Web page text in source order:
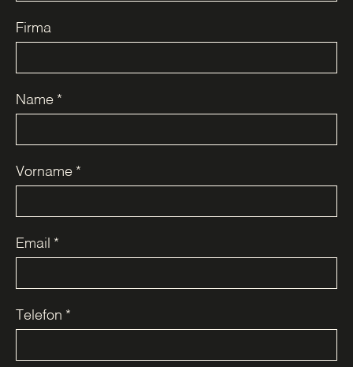
Firma
Name *
Vorname *
Email *
Telefon *